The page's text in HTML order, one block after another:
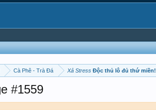
Cà Phê - Trà Đá Xả Stress Độc thủ lô đủ thứ miền!
#1559